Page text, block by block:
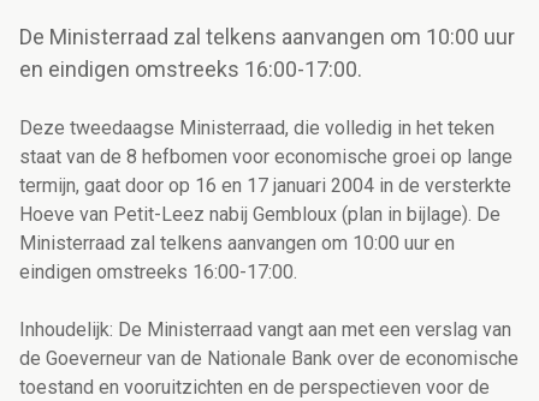
De Ministerraad zal telkens aanvangen om 10:00 uur
en eindigen omstreeks 16:00-17:00.
Deze tweedaagse Ministerraad, die volledig in het teken
staat van de 8 hefbomen voor economische groei op lange
termijn, gaat door op 16 en 17 januari 2004 in de versterkte
Hoeve van Petit-Leez nabij Gembloux (plan in bijlage). De
Ministerraad zal telkens aanvangen om 10:00 uur en
eindigen omstreeks 16:00-17:00.
Inhoudelijk: De Ministerraad vangt aan met een verslag van
de Goeverneur van de Nationale Bank over de economische
toestand en vooruitzichten en de perspectieven voor de